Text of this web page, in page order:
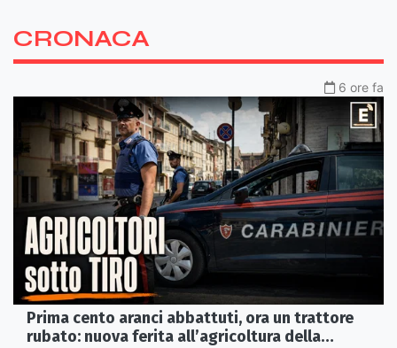
CRONACA
6 ore fa
Prima cento aranci abbattuti, ora un trattore
rubato: nuova ferita all’agricoltura della